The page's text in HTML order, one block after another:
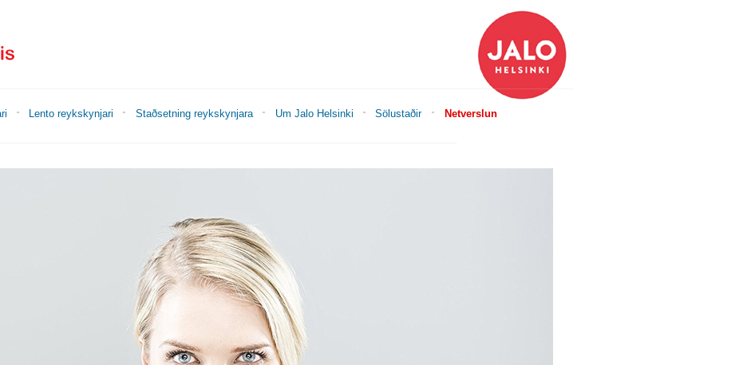
Lento reykskynjari Staðsetning reykskynjara Um Jalo Helsinki Sölustaðir
Netverslun